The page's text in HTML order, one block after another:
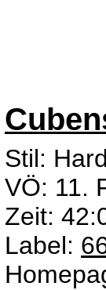
Stil:
VÖ: 11.
Zeit:
Label: